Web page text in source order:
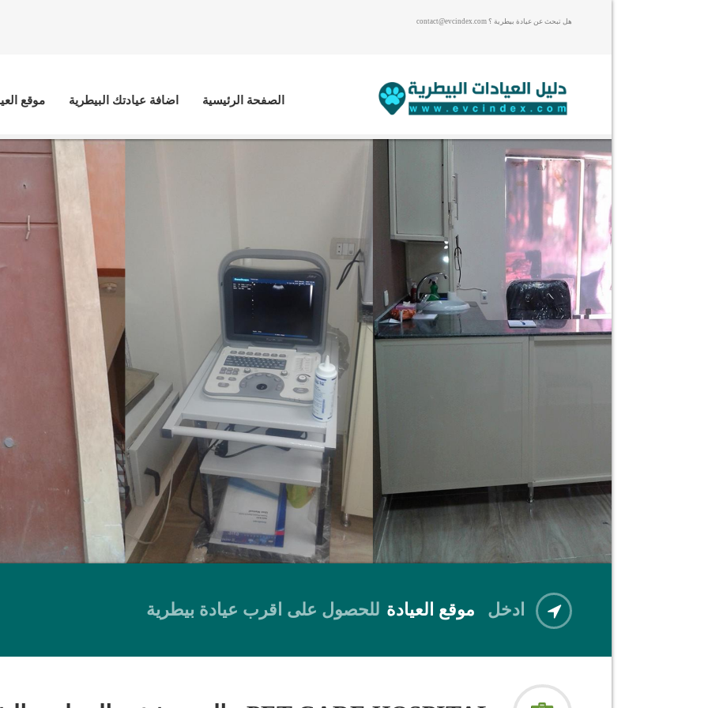
هل تبحث عن عيادة بيطرية ؟ contact@evcindex.com
الصفحة الرئيسية اضافة عيادتك البيطرية موقع
ادخل موقع العيادة للحصول على اقرب عيادة بيطرية